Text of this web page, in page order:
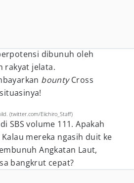
dibunuh oleh
rakyat jelata.
bountyCross
(twitter.com/Eiichiro_Staff)
SBS volume 111. Apakah
mereka ngasih duit ke
Angkatan Laut,
bangkrut cepat?